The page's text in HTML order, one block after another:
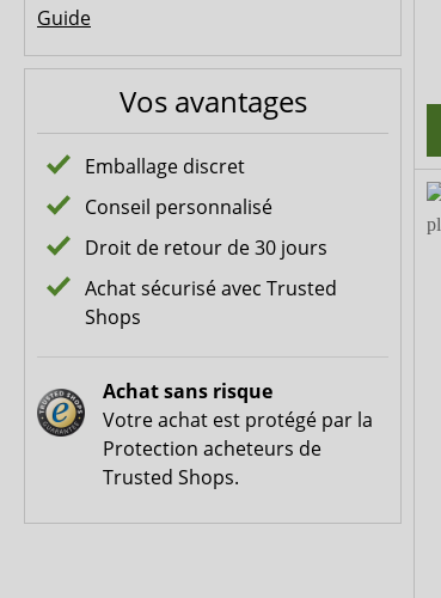
Guide
Vos avantages
Emballage discret
Conseil personnalisé
Droit de retour de 30 jours
Achat sécurisé avec Trusted
Shops
Achat sans risque
Votre achat est protégé par la
Protection acheteurs de
Trusted Shops.